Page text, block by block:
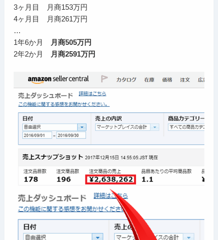
3ヶ月目 月商153万円
4ヶ月目 月商261万円
…
1年6か月
月商505万円
2年2か月
月商2591万円